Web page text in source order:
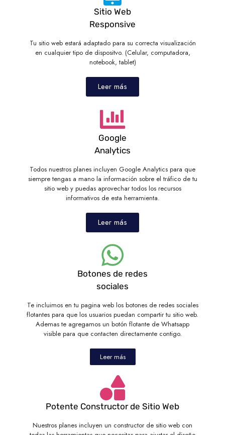
Sitio Web
Responsive
Tu sitio web estará adaptado para su correcta visualización
en cualquier tipo de dispositvo. (Celular, computadora,
notebook, tablet)
Leer más
Potente Constructor de Sitio Web
Nuestros planes incluyen un constructor de sitio web con
Botones de redes
sociales
Te incluimos en tu pagina web los botones de redes sociales
flotantes para que los usuarios puedan compartir tu sitio web.
Ademas te agregamos un botón flotante de Whatsapp
visible para que contacten directamente contigo.
Leer más
Google
Analytics
Todos nuestros planes incluyen Google Analytics para que
siempre tengas a mano la información sobre el tráfico de tu
sitio web y puedas aprovechar todos los recursos
informativos de esta herramienta.
Leer más